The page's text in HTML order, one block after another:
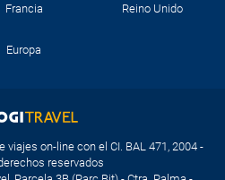
Francia Reino Unido
Europa
viajes on-line con el CI. BAL 471, 2004 -
reservados